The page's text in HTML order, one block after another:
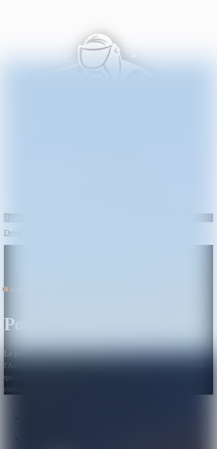
Réalisations
Devis gratuit
La signature de votre entrée
Portails en fer forgé
Le portail est la première chose que l'on voit d'une propriété. À
l'Atelier Gombertois, nous forgeons des portails en fer sur mesure
qui conjuguent sécurité, longévité et caractère — battants ou
coulissants, motorisés ou manuels, dessinés pour votre façade.